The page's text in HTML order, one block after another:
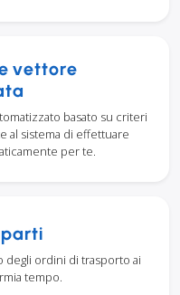
vettore
basato su criteri
al sistema di effettuare
per te.
degli ordini di trasporto ai
tempo.